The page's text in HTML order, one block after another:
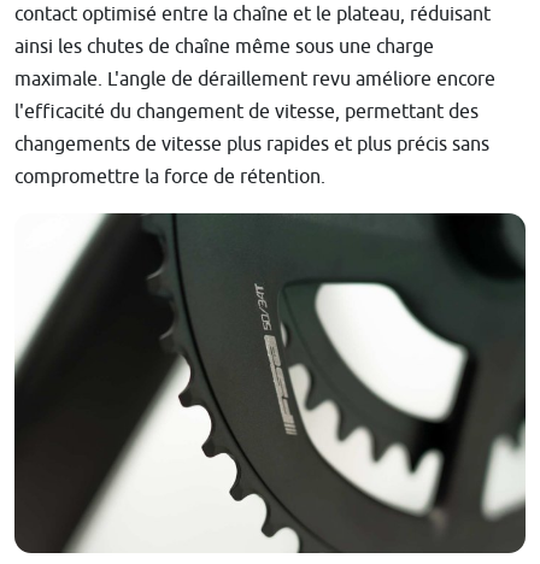
contact optimisé entre la chaîne et le plateau, réduisant
ainsi les chutes de chaîne même sous une charge
maximale. L'angle de déraillement revu améliore encore
l'efficacité du changement de vitesse, permettant des
changements de vitesse plus rapides et plus précis sans
compromettre la force de rétention.